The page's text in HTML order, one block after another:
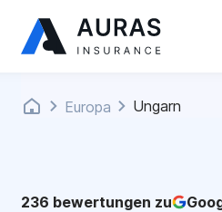
Europa Ungarn
236 bewertungen zu